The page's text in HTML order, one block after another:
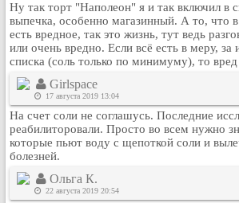
Ну так торт "Наполеон" я и так включил в
выпечка, особенно магазинный. А то, что
есть вредное, так это жизнь, тут ведь
или очень вредно. Если всё есть в меру,
списка (соль только по минимуму), то вред
Girlspace
17 августа 2019 13:04
На счет соли не соглашусь. Последние
реабилиторовали. Просто во всем нужно
которые пьют воду с щепоткой соли и
болезней.
Ольга К.
22 августа 2019 20:54